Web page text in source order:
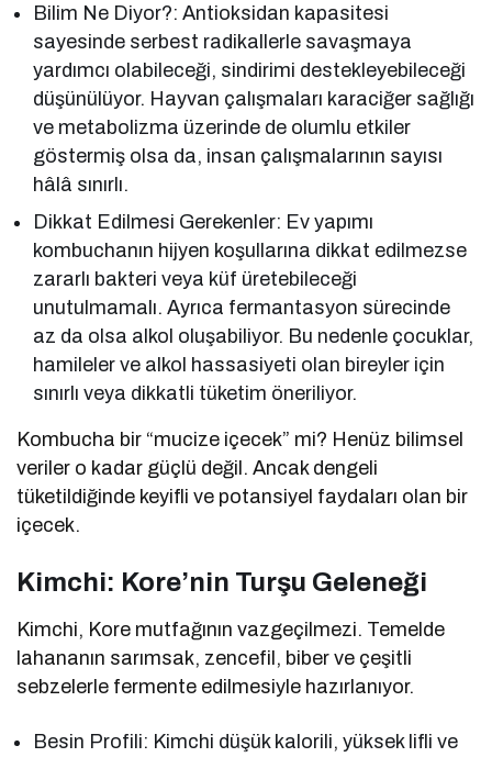
Bilim Ne Diyor?: Antioksidan kapasitesi
sayesinde serbest radikallerle savaşmaya
yardımcı olabileceği, sindirimi destekleyebileceği
düşünülüyor. Hayvan çalışmaları karaciğer sağlığı
ve metabolizma üzerinde de olumlu etkiler
göstermiş olsa da, insan çalışmalarının sayısı
hâlâ sınırlı.
Dikkat Edilmesi Gerekenler: Ev yapımı
kombuchanın hijyen koşullarına dikkat edilmezse
zararlı bakteri veya küf üretebileceği
unutulmamalı. Ayrıca fermantasyon sürecinde
az da olsa alkol oluşabiliyor. Bu nedenle çocuklar,
hamileler ve alkol hassasiyeti olan bireyler için
sınırlı veya dikkatli tüketim öneriliyor.
Kombucha bir “mucize içecek” mi? Henüz bilimsel
veriler o kadar güçlü değil. Ancak dengeli
tüketildiğinde keyifli ve potansiyel faydaları olan bir
içecek.
Kimchi: Kore’nin Turşu Geleneği
Kimchi, Kore mutfağının vazgeçilmezi. Temelde
lahananın sarımsak, zencefil, biber ve çeşitli
sebzelerle fermente edilmesiyle hazırlanıyor.
Besin Profili: Kimchi düşük kalorili, yüksek lifli ve